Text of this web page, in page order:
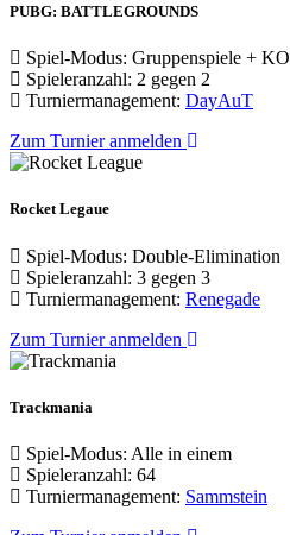
PUBG: BATTLEGROUNDS
Spiel-Modus: Gruppenspiele + KO
Spieleranzahl: 2 gegen 2
Turniermanagement: DayAuT
Zum Turnier anmelden
Rocket Legaue
Spiel-Modus: Double-Elimination
Spieleranzahl: 3 gegen 3
Turniermanagement: Renegade
Zum Turnier anmelden
Trackmania
Spiel-Modus: Alle in einem
Spieleranzahl: 64
Turniermanagement: Sammstein